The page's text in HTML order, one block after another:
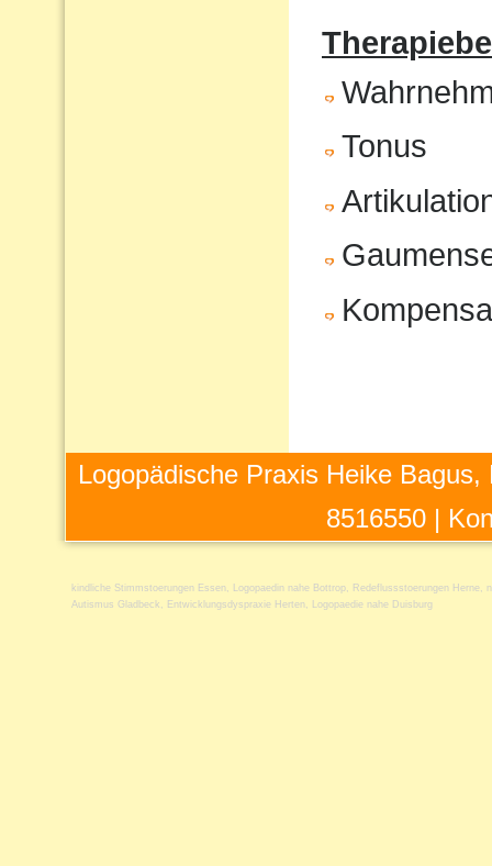
Tonus
Logopädische Praxis Heike
8516550 |
kindliche Stimmstoerungen Essen Logopaedin nahe Bottrop Redeflussstoerungen Herne
Autismus Gladbeck
Entwicklungsdyspraxie Herten Logopaedie nahe Duisburg